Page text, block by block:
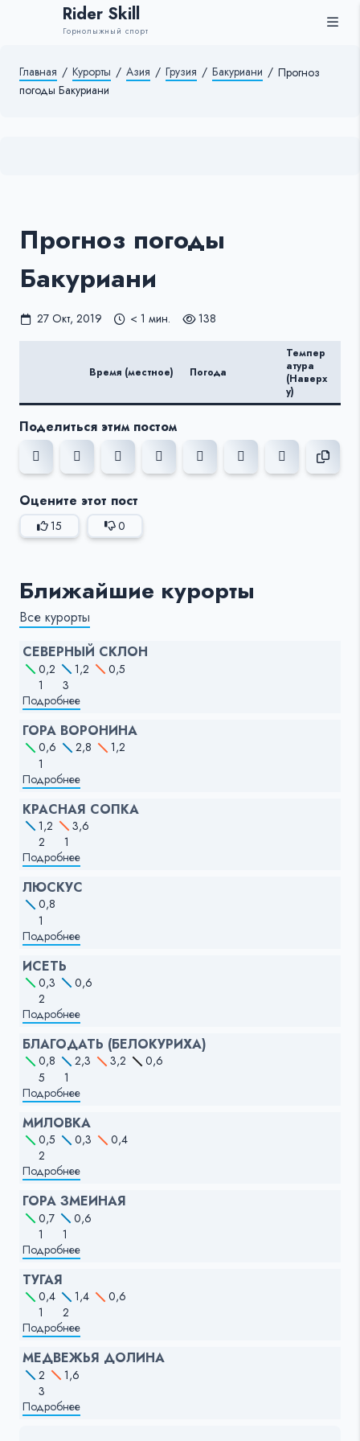
Rider Skill
Горнолыжный спорт
Главная / Курорты / Азия / Грузия / Бакуриани / Прогноз
погоды Бакуриани
Прогноз погоды
Бакуриани
27 Окт, 2019 < 1 мин. 138
Время (местное) Погода
Темпер
атура
(Наверх
у)
Поделиться этим постом
Оцените этот пост
15 0
Ближайшие курорты
Все курорты
СЕВЕРНЫЙ СКЛОН
0,2 1,2
0,5
1
3
Подробнее
ГОРА ВОРОНИНА
0,6 2,8
1,2
1
Подробнее
КРАСНАЯ СОПКА
1,2
3,6
2
1
Подробнее
ЛЮСКУС
0,8
1
Подробнее
ИСЕТЬ
0,3
0,6
2
Подробнее
БЛАГОДАТЬ (БЕЛОКУРИХА)
0,8 2,3 3,2
0,6
5
1
Подробнее
МИЛОВКА
0,5 0,3
0,4
2
Подробнее
ГОРА ЗМЕИНАЯ
0,7
0,6
1
1
Подробнее
ТУГАЯ
0,4 1,4
0,6
1
2
Подробнее
МЕДВЕЖЬЯ ДОЛИНА
2
1,6
3
Подробнее